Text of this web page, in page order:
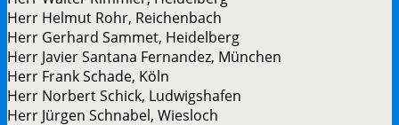
Herr Helmut Rohr, Reichenbach
Herr Gerhard Sammet, Heidelberg
Herr Javier Santana Fernandez, München
Herr Frank Schade, Köln
Herr Norbert Schick, Ludwigshafen
Herr Jürgen Schnabel, Wiesloch